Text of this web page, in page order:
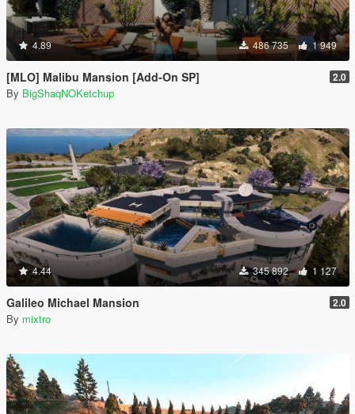
4.89 486 735 1 949
[MLO] Malibu Mansion [Add-On SP] 2.0
By BigShaqNOKetchup
4.44 345 892 1 127
Galileo Michael Mansion 2.0
By mixtro